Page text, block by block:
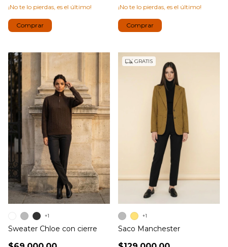
¡No te lo pierdas, es el último!
Comprar
¡No te lo pierdas, es el último!
Comprar
Sweater Chloe con cierre
+1
GRATIS
Saco Manchester
+1